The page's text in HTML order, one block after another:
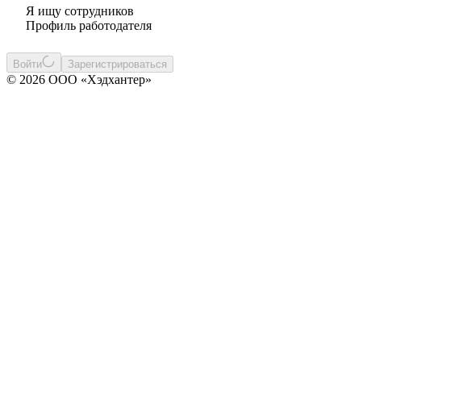
Я ищу сотрудников
Профиль работодателя
Войти Зарегистрироваться
© 2026 ООО «Хэдхантер»